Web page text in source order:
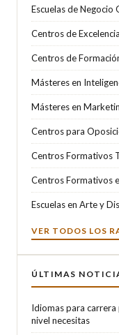
Escuelas de Negocio
Centros de
Centros de
Másteres en
Másteres en
Centros para
Centros Formativos
Centros Formativos
Escuelas en Arte y
VER TODOS LOS
ÚLTIMAS
Idiomas para carrera
nivel necesitas